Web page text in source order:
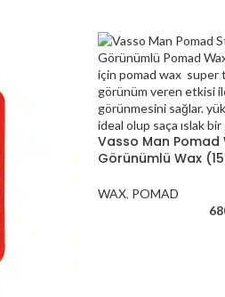
Güzellik Kuaför –
– Kozmetik Satış
Kırklareli’nin
Vasso Man Pomad
Görünümlü Wax
WAX, POMAD